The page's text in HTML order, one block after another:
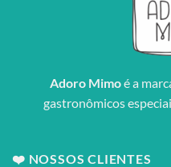
Adoro Mimoé a
gastronômicos
❤️ NOSSOS CLIENTES